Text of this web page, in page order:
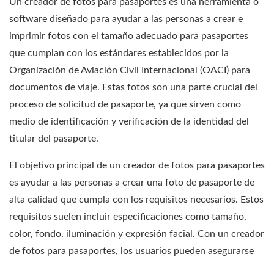
software diseñado para ayudar a las personas a crear e
imprimir fotos con el tamaño adecuado para pasaportes
que cumplan con los estándares establecidos por la
Organización de Aviación Civil Internacional (OACI) para
documentos de viaje. Estas fotos son una parte crucial del
proceso de solicitud de pasaporte, ya que sirven como
medio de identificación y verificación de la identidad del
titular del pasaporte.
El objetivo principal de un creador de fotos para pasaportes
es ayudar a las personas a crear una foto de pasaporte de
alta calidad que cumpla con los requisitos necesarios. Estos
requisitos suelen incluir especificaciones como tamaño,
color, fondo, iluminación y expresión facial. Con un creador
de fotos para pasaportes, los usuarios pueden asegurarse